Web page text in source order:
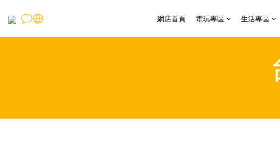
網店首頁 電玩專區 生活專區